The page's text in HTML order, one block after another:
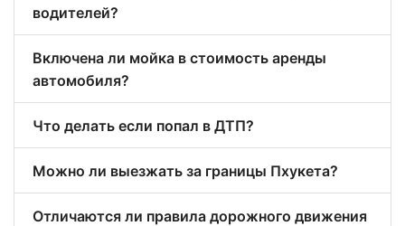
водителей?
Включена ли мойка в стоимость аренды
автомобиля?
Что делать если попал в ДТП?
Можно ли выезжать за границы Пхукета?
Отличаются ли правила дорожного движения